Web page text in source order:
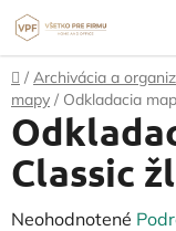
Prejsť
na
obsah
Domov
/ Archivácia a
mapy / Odkladacia
Classic
Priemerné
Neohodnotené